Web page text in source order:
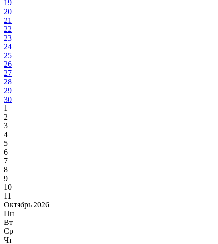
19
20
21
22
23
24
25
26
27
28
29
30
1
2
3
4
5
6
7
8
9
10
11
Октябрь 2026
Пн
Вт
Ср
Чт